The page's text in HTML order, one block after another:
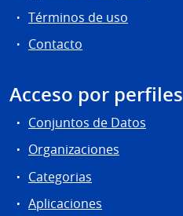
Términos de uso
Contacto
Acceso por perfiles
Conjuntos de Datos
Organizaciones
Categorias
Aplicaciones